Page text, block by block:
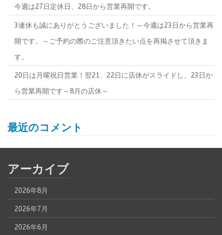
今週は27日定休日、28日から営業再開です。
3連休も誠にありがとうございました！～今週は23日から営業再
開です。～ご予約の際のご注意頂きたい点を再掲させて頂きま
す。
20日は月曜祝日営業！翌21、22日に店休がスライドし、23日か
ら営業再開です～8月の店休～
最近のコメント
アーカイブ
2026年8月
2026年7月
2026年6月